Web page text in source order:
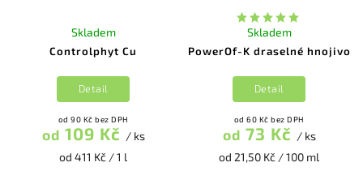
Controlphyt Cu
Skladem
od 90 Kč bez DPH
od 109 Kč / ks
od 411 Kč / 1 l
Detail
PowerOf-K draselné hnojivo
Skladem
od 60 Kč bez DPH
od 73 Kč / ks
od 21,50 Kč / 100 ml
Detail